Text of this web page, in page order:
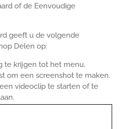
of de Eenvoudige
geeft u de volgende
Delen op:
te krijgen tot het menu.
om een screenshot te maken.
videoclip te starten of te